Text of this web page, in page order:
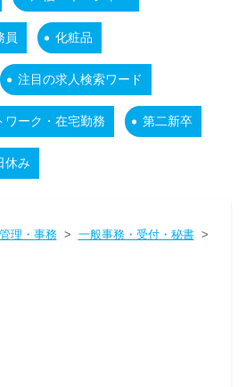
員 化粧品
注目の求人検索ワード
ワーク・在宅勤務 第二新卒
休み
管理・事務> 一般事務・受付・秘書>